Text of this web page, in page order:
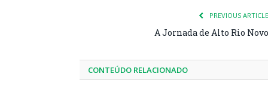
PREVIOUS ARTICLE
A Jornada de Alto Rio Novo
CONTEÚDO RELACIONADO